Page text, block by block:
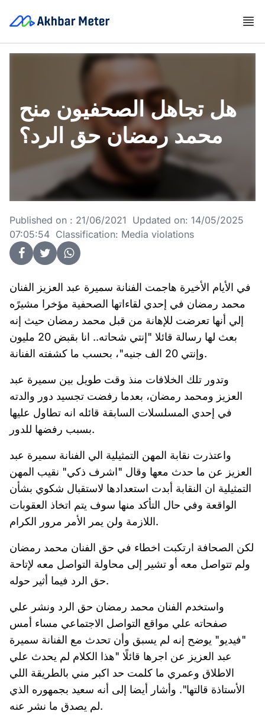
هل تجاهل الصحفيون منح
محمد رمضان حق الرد؟
Published on : 21/06/2021 Updated on: 14/05/2025
07:05:54 Classification: Media violations
في الأيام الأخيرة هاجمت الفنانة سميرة عبد العزيز الفنان
محمد رمضان في إحدي لقاءاتها الصحفية مؤخرا مشيرًه
إلي أنها تعرضت للإهانة من قبل محمد رمضان حيث إنه
بعث لها رسالة قائلا "إنتي شحاته.. انا بقبض 20 مليون
وإنتي 20 الف جنيه"، بحسب ما كشفته الفنانة.
وتدور تلك الخلافات منذ وقت طويل بين سميرة عبد
العزيز ومحمد رمضان، بعدما رفضت تجسيد دور والدته
في إحدي المسلسلات السابقة قائله انه تطاول عليها
بسبب رفضها للدور.
واعتذرت نقابة المهن التمثيلية الي الفنانة سميرة عبد
العزيز عن ما حدث معها وقال "اشرف ذكي" نقيب المهن
التمثيلية ان النقابة أبدت استعدادها لاستقبال شكوي بشأن
الواقعة وفي حال التأكد منها سوف يتم اتخاذ العقوبات
اللازمة ولن يمر الأمر مرور الكرام.
لكن الصحافة ارتكبت اخطاء في حق الفنان محمد رمضان
ولم تتواصل معه أو تشير إلى محاولة التواصل معه لإتاحة
حق الرد فيما أثير حوله.
واستخدم الفنان محمد رمضان حق الرد ونشر علي
صفحاته علي مواقع التواصل الاجتماعي مساء أمس
"فيديو" يوضح إنه لم يسبق وأن تحدث مع الفنانة سميرة
عبد العزيز عن اجرها قائلًا "هذا الكلام لم يحدث علي
الاطلاق وعمري ما كلمت حد اكبر مني بالطريقة اللي
الأستاذة قالتها". وأشار أيضا إلى أنه سعيد بجمهوره الذي
لم يصدق ما نشر عنه.